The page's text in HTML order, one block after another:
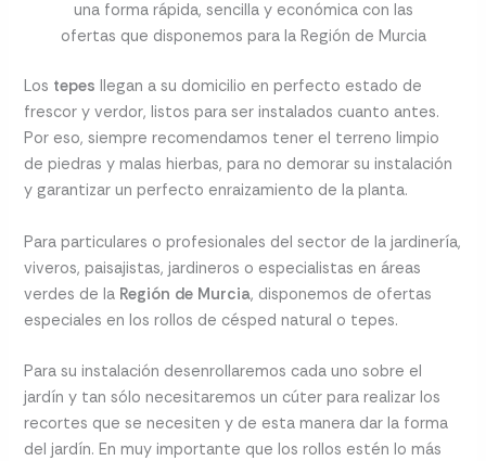
una forma rápida, sencilla y económica con las
ofertas que disponemos para la Región de Murcia
Los tepes llegan a su domicilio en perfecto estado de
frescor y verdor, listos para ser instalados cuanto antes.
Por eso, siempre recomendamos tener el terreno limpio
de piedras y malas hierbas, para no demorar su instalación
y garantizar un perfecto enraizamiento de la planta.
Para particulares o profesionales del sector de la jardinería,
viveros, paisajistas, jardineros o especialistas en áreas
verdes de la Región de Murcia, disponemos de ofertas
especiales en los rollos de césped natural o tepes.
Para su instalación desenrollaremos cada uno sobre el
jardín y tan sólo necesitaremos un cúter para realizar los
recortes que se necesiten y de esta manera dar la forma
del jardín. En muy importante que los rollos estén lo más